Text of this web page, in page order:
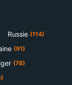
Russie (114)
(91)
(78)